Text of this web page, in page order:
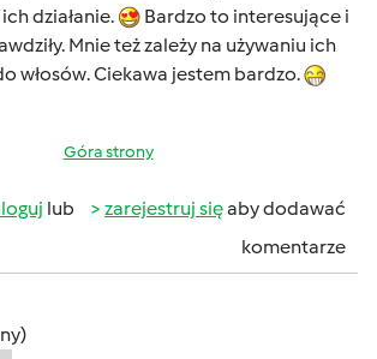
działanie.
Bardzo to interesujące i
Mnie też zależy na używaniu ich
włosów. Ciekawa jestem bardzo.
Góra strony
lub zarejestruj sięaby dodawać
komentarze